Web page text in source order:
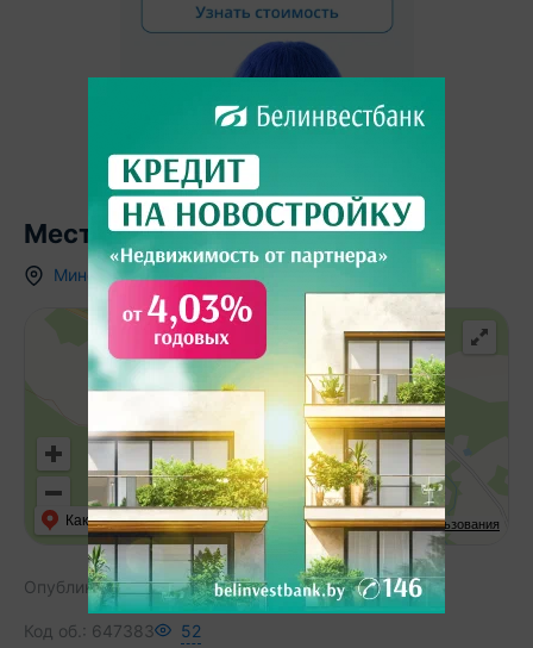
Местоположение
Минская область, д. Старинки
Условия использования
Как добраться API Карт
Опубликовано:27.03.2025
Код об.: 647383 52